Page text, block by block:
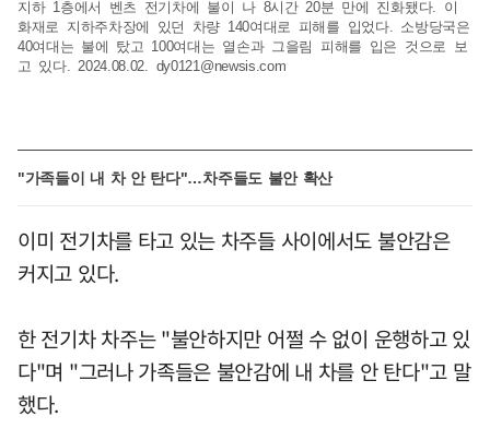
지하 1층에서 벤츠 전기차에 불이 나 8시간 20분 만에 진화됐다. 이
화재로 지하주차장에 있던 차량 140여대로 피해를 입었다. 소방당국은
40여대는 불에 탔고 100여대는 열손과 그을림 피해를 입은 것으로 보
고 있다. 2024.08.02. dy0121@newsis.com
"가족들이 내 차 안 탄다"…차주들도 불안 확산
이미 전기차를 타고 있는 차주들 사이에서도 불안감은
커지고 있다.
한 전기차 차주는 "불안하지만 어쩔 수 없이 운행하고 있
다"며 "그러나 가족들은 불안감에 내 차를 안 탄다"고 말
했다.